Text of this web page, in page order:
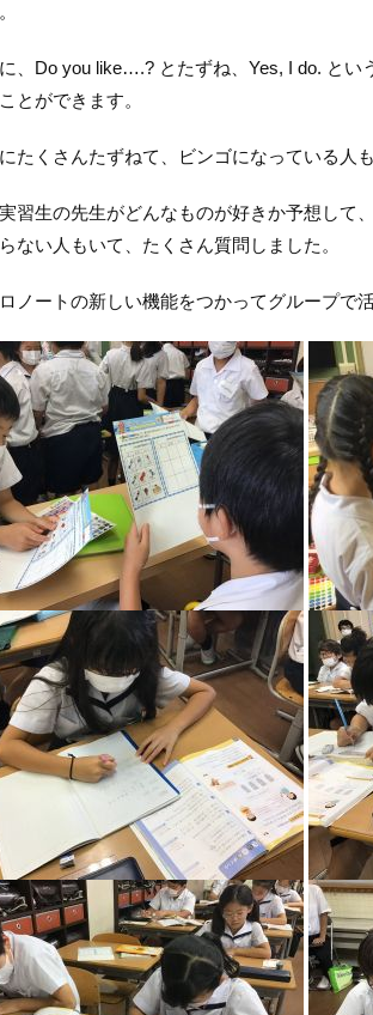
Do you like….? とたずね、Yes, I do. とい
とができます。
くさんたずねて、ビンゴになっている人も
生の先生がどんなものが好きか予想して
ない人もいて、たくさん質問しました。
ートの新しい機能をつかってグループで